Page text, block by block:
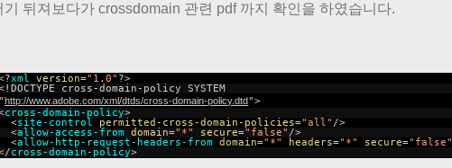
기 뒤져보다가 crossdomain 관련 pdf 까지 확인을 하였습니다.
xml version="1.0" ?>
cross-domain-policy SYSTEM
"http://www.adobe.com/xml/dtds/cross-domain-policy.dtd">
cross-domain-policy>
<site-control permitted-cross-domain-policies="all" />
<allow-access-from domain="*" secure="false" />
<allow-http-request-headers-from domain="*" headers="*" secure="false"
cross-domain-policy>